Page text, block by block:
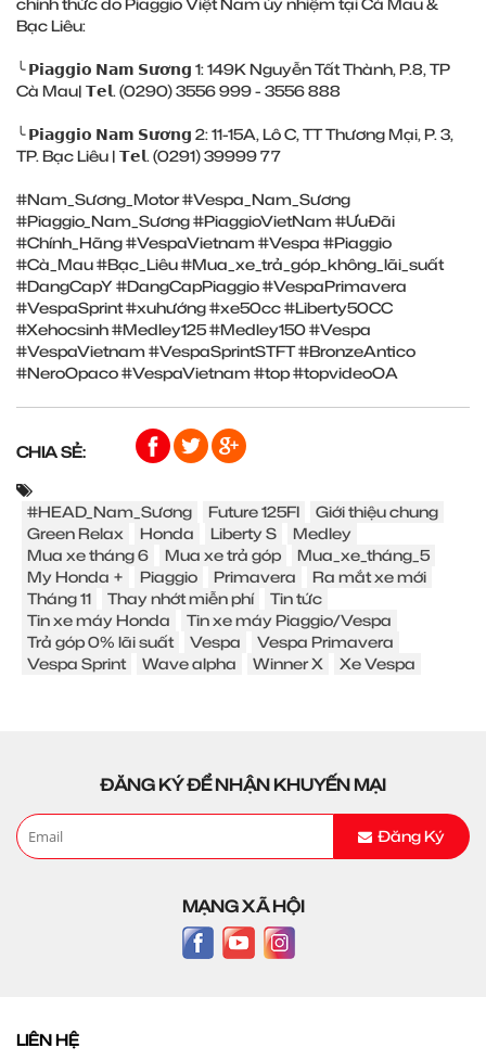
Bạc Liêu:
╰ 𝗣𝗶𝗮𝗴𝗴𝗶𝗼 𝗡𝗮𝗺 𝗦𝘂̛𝗼̛𝗻𝗴 1: 149K Nguyễn Tất Thành, P.8, TP
Cà Mau| 𝗧𝗲𝗹. (0290) 3556 999 - 3556 888
╰ 𝗣𝗶𝗮𝗴𝗴𝗶𝗼 𝗡𝗮𝗺 𝗦𝘂̛𝗼̛𝗻𝗴 2: 11-15A, Lô C, TT Thương Mại, P. 3,
TP. Bạc Liêu | 𝗧𝗲𝗹. (0291) 39999 77
#Nam_Sương_Motor #Vespa_Nam_Sương
#Piaggio_Nam_Sương #PiaggioVietNam #ƯuĐãi
#Chính_Hãng #VespaVietnam #Vespa #Piaggio
#Cà_Mau #Bạc_Liêu #Mua_xe_trả_góp_không_lãi_suất
#DangCapY #DangCapPiaggio #VespaPrimavera
#VespaSprint #xuhướng #xe50cc #Liberty50CC
#Xehocsinh #Medley125 #Medley150 #Vespa
#VespaVietnam #VespaSprintSTFT #BronzeAntico
#NeroOpaco #VespaVietnam #top #topvideoOA
CHIA SẺ:
#HEAD_Nam_Sương Future 125FI
Giới thiệu chung
Green Relax
Honda Liberty S
Medley
Mua xe tháng 6
Mua xe trả góp
Mua_xe_tháng_5
My Honda +
Piaggio Primavera
Ra mắt xe mới
Tháng 11
Thay nhớt miễn phí
Tin tức
Tin xe máy Honda
Tin xe máy Piaggio/Vespa
Trả góp 0% lãi suất
Vespa
Vespa Primavera
Vespa Sprint
Wave alpha Winner X Xe Vespa
ĐĂNG KÝ ĐỂ NHẬN KHUYẾN MẠI
Đăng Ký
MẠNG XÃ HỘI
LIÊN HỆ